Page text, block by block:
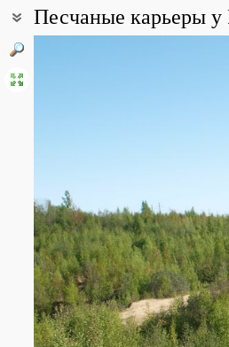
Песчаные карьеры у